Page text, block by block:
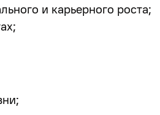
и карьерного роста;